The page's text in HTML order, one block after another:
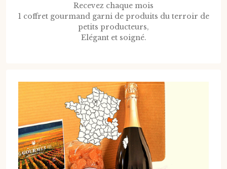
Recevez chaque mois
1 coffret gourmand garni de produits du terroir de
petits producteurs,
Elégant et soigné.